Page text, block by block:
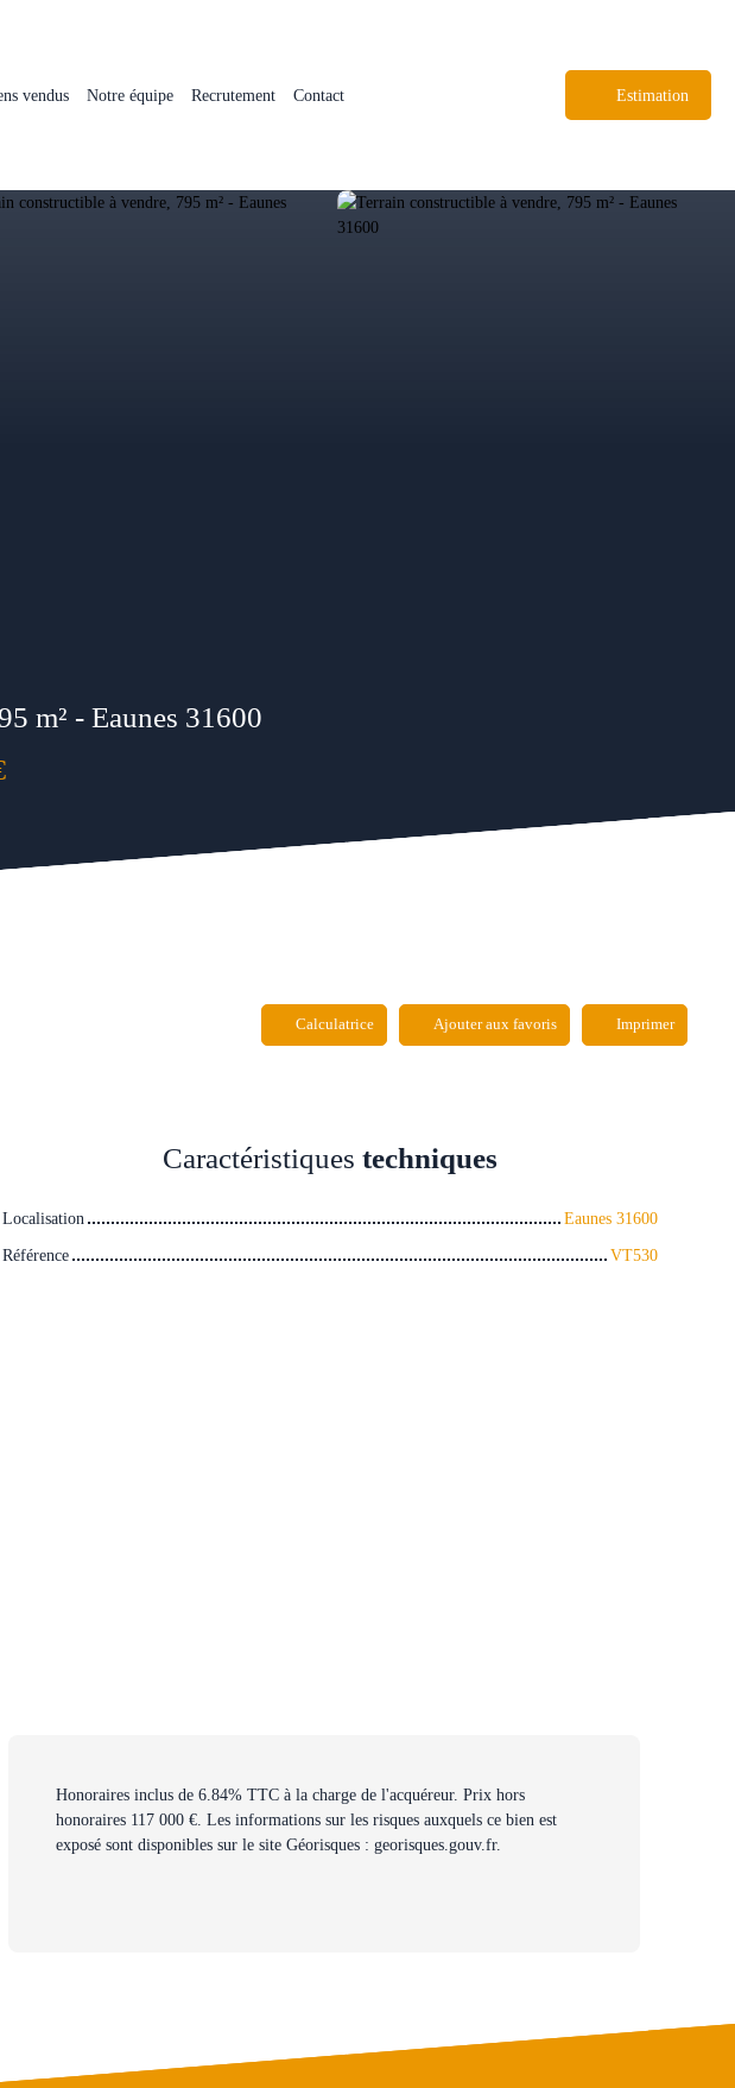
vendus Notre équipe Recrutement Contact Estimation
m² - Eaunes 31600
Calculatrice Ajouter aux favoris Imprimer
Caractéristiques techniques
Localisation
Eaunes 31600
Référence
VT530
Honoraires inclus de 6.84% TTC à la charge de l'acquéreur. Prix hors
honoraires 117 000 €. Les informations sur les risques auxquels ce bien est
exposé sont disponibles sur le site Géorisques : georisques.gouv.fr.